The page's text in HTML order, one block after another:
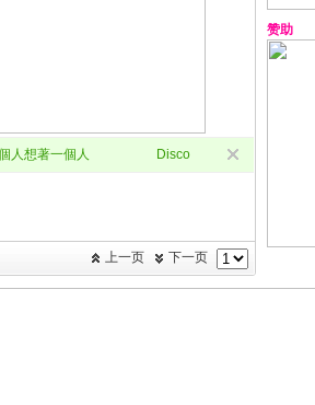
人想著一個人
Disco
下一页
上一页
赞助